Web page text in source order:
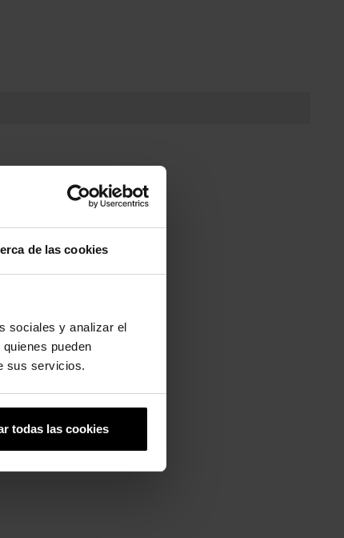
de las cookies
sociales y analizar el
pueden
sus servicios.
todas las cookies